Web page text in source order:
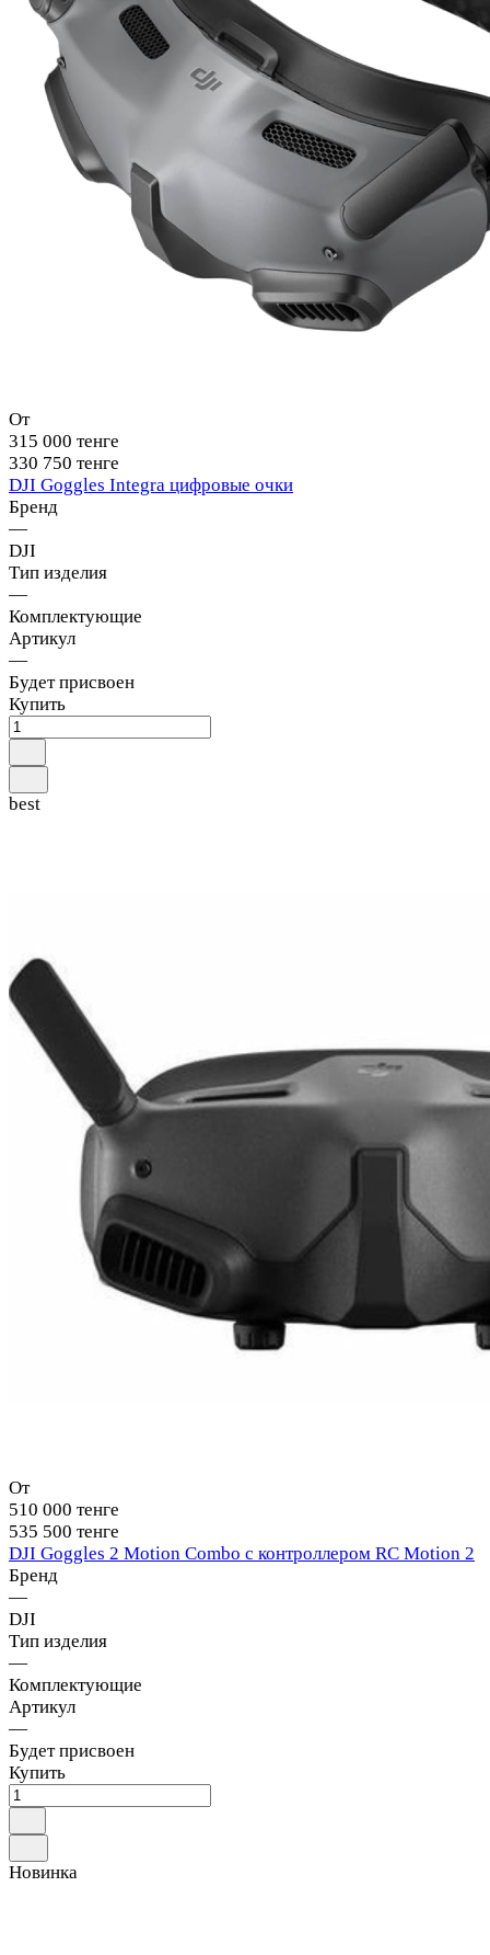
От
315 000 тенге
330 750 тенге
DJI Goggles Integra цифровые очки
Бренд
—
DJI
Тип изделия
—
Комплектующие
Артикул
—
Будет присвоен
Купить
best
От
510 000 тенге
535 500 тенге
DJI Goggles 2 Motion Combo с контроллером RC Motion 2
Бренд
—
DJI
Тип изделия
—
Комплектующие
Артикул
—
Будет присвоен
Купить
Новинка